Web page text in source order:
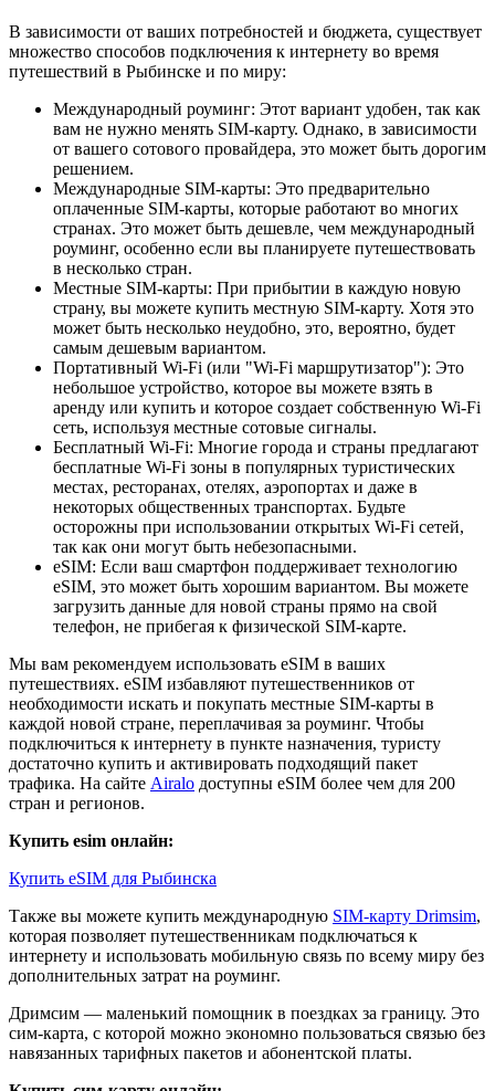
В зависимости от ваших потребностей и бюджета, существует
множество способов подключения к интернету во время
путешествий в Рыбинске и по миру:
Международный роуминг: Этот вариант удобен, так как
вам не нужно менять SIM-карту. Однако, в зависимости
от вашего сотового провайдера, это может быть дорогим
решением.
Международные SIM-карты: Это предварительно
оплаченные SIM-карты, которые работают во многих
странах. Это может быть дешевле, чем международный
роуминг, особенно если вы планируете путешествовать
в несколько стран.
Местные SIM-карты: При прибытии в каждую новую
страну, вы можете купить местную SIM-карту. Хотя это
может быть несколько неудобно, это, вероятно, будет
самым дешевым вариантом.
Портативный Wi-Fi (или "Wi-Fi маршрутизатор"): Это
небольшое устройство, которое вы можете взять в
аренду или купить и которое создает собственную Wi-Fi
сеть, используя местные сотовые сигналы.
Бесплатный Wi-Fi: Многие города и страны предлагают
бесплатные Wi-Fi зоны в популярных туристических
местах, ресторанах, отелях, аэропортах и даже в
некоторых общественных транспортах. Будьте
осторожны при использовании открытых Wi-Fi сетей,
так как они могут быть небезопасными.
eSIM: Если ваш смартфон поддерживает технологию
eSIM, это может быть хорошим вариантом. Вы можете
загрузить данные для новой страны прямо на свой
телефон, не прибегая к физической SIM-карте.
Мы вам рекомендуем использовать eSIM в ваших
путешествиях. eSIM избавляют путешественников от
необходимости искать и покупать местные SIM-карты в
каждой новой стране, переплачивая за роуминг. Чтобы
подключиться к интернету в пункте назначения, туристу
достаточно купить и активировать подходящий пакет
трафика. На сайте Airalo доступны eSIM более чем для 200
стран и регионов.
Купить esim онлайн:
Купить eSIM для Рыбинска
Также вы можете купить международную SIM-карту Drimsim,
которая позволяет путешественникам подключаться к
интернету и использовать мобильную связь по всему миру без
дополнительных затрат на роуминг.
Дримсим — маленький помощник в поездках за границу. Это
сим-карта, с которой можно экономно пользоваться связью без
навязанных тарифных пакетов и абонентской платы.